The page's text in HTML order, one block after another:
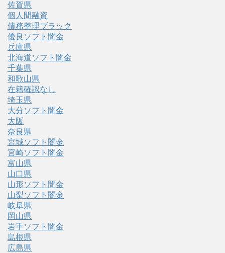
佐賀県
個人間融資
債務整理ブラック
優良ソフト闇金
兵庫県
北海道ソフト闇金
千葉県
和歌山県
在籍確認なし
埼玉県
大分ソフト闇金
大阪
奈良県
宮城ソフト闇金
宮崎ソフト闇金
富山県
山口県
山形ソフト闇金
山梨ソフト闇金
岐阜県
岡山県
岩手ソフト闇金
島根県
広島県